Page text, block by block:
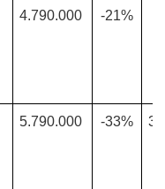
4.790.000 -21%
5.790.000 -33%